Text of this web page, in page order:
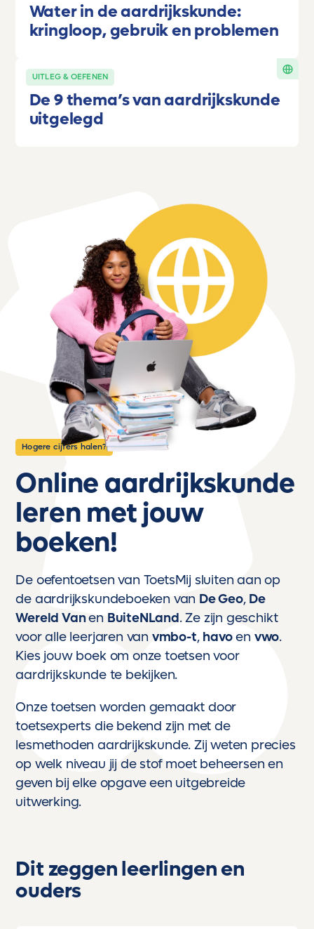
Water in de aardrijkskunde:
kringloop, gebruik en problemen
UITLEG & OEFENEN
De 9 thema’s van aardrijkskunde
uitgelegd
Hogere cijfers halen?
Online aardrijkskunde
leren met jouw
boeken!
De oefentoetsen van ToetsMij sluiten aan op
de aardrijkskundeboeken van De Geo, De
Wereld Vanen BuiteNLand. Ze zijn geschikt
voor alle leerjaren van vmbo-t, havoen vwo.
Kies jouw boek om onze toetsen voor
aardrijkskunde te bekijken.
Onze toetsen worden gemaakt door
toetsexperts die bekend zijn met de
lesmethoden aardrijkskunde. Zij weten precies
op welk niveau jij de stof moet beheersen en
geven bij elke opgave een uitgebreide
uitwerking.
Dit zeggen leerlingen en
ouders